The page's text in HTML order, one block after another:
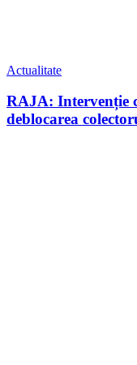
Actualitate
RAJA: Intervenție
deblocarea